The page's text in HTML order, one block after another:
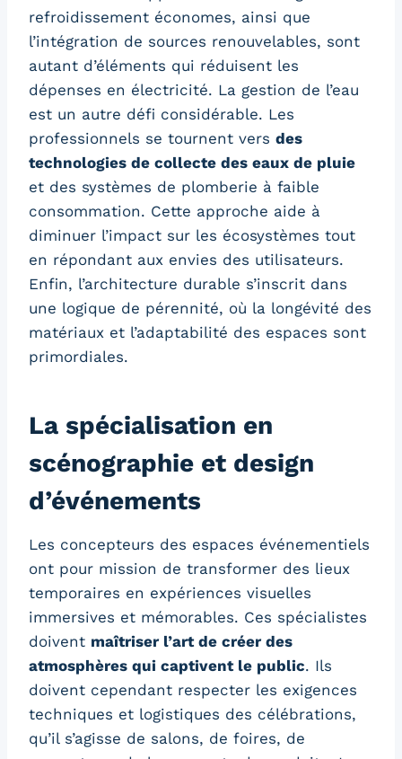
refroidissement économes, ainsi que
l’intégration de sources renouvelables, sont
autant d’éléments qui réduisent les
dépenses en électricité. La gestion de l’eau
est un autre défi considérable. Les
professionnels se tournent vers des
technologies de collecte des eaux de pluie
et des systèmes de plomberie à faible
consommation. Cette approche aide à
diminuer l’impact sur les écosystèmes tout
en répondant aux envies des utilisateurs.
Enfin, l’architecture durable s’inscrit dans
une logique de pérennité, où la longévité des
matériaux et l’adaptabilité des espaces sont
primordiales.
La spécialisation en
scénographie et design
d’événements
Les concepteurs des espaces événementiels
ont pour mission de transformer des lieux
temporaires en expériences visuelles
immersives et mémorables. Ces spécialistes
doivent maîtriser l’art de créer des
atmosphères qui captivent le public. Ils
doivent cependant respecter les exigences
techniques et logistiques des célébrations,
qu’il s’agisse de salons, de foires, de